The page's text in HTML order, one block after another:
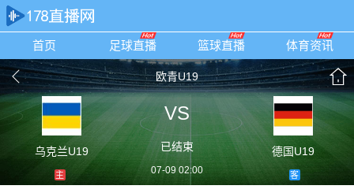
首页 足球直播 篮球直播 体育资讯
欧青U19
乌克兰U19
主
VS
已结束
07-09 02:00
德国U19
客